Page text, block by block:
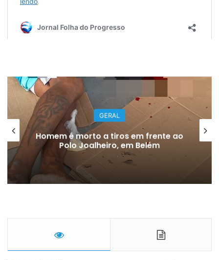
GERAL
Homem é morto a tiros em frente ao
Polo Joalheiro, em Belém